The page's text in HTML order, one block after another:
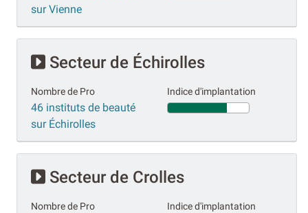
sur Vienne
Secteur de Échirolles
Nombre de Pro
46 instituts de beauté
sur Échirolles
Indice d'implantation
Secteur de Crolles
Nombre de Pro Indice d'implantation